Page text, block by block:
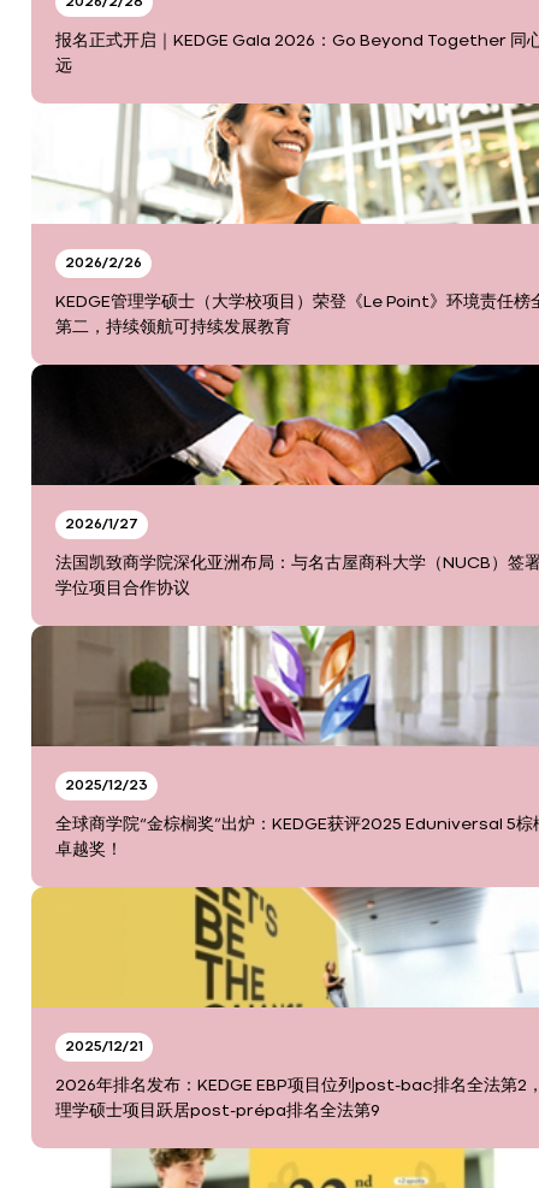
2026/2/28
报名正式开启｜KEDGE Gala 2026：Go Beyond Together 同
远
2026/2/26
KEDGE管理学硕士（大学校项目）荣登《Le Point》环境责任榜
第二，持续领航可持续发展教育
2026/1/27
法国凯致商学院深化亚洲布局：与名古屋商科大学（NUCB）签
学位项目合作协议
2025/12/23
全球商学院“金棕榈奖”出炉：KEDGE获评2025 Eduniversal 5棕
卓越奖！
2025/12/21
2026年排名发布：KEDGE EBP项目位列post-bac排名全法第2
理学硕士项目跃居post-prépa排名全法第9